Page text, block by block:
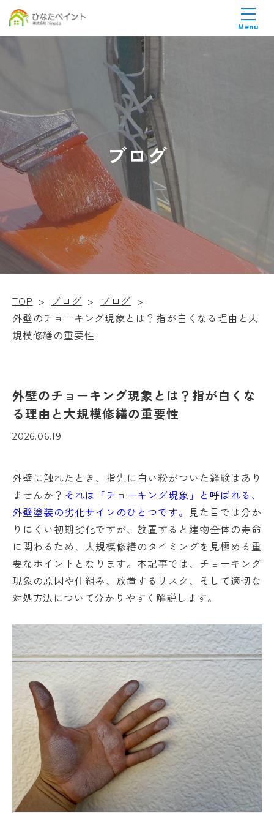
Menu
ブログ
TOP > ブログ > ブログ >
外壁のチョーキング現象とは？指が白くなる理由と大
規模修繕の重要性
外壁のチョーキング現象とは？指が白くな
る理由と大規模修繕の重要性
2026.06.19
外壁に触れたとき、指先に白い粉がついた経験はあり
ませんか？ それは「チョーキング現象」と呼ばれる、
外壁塗装の劣化サインのひとつです。 見た目では分か
りにくい初期劣化ですが、放置すると建物全体の寿命
に関わるため、大規模修繕のタイミングを見極める重
要なポイントとなります。本記事では、チョーキング
現象の原因や仕組み、放置するリスク、そして適切な
対処方法について分かりやすく解説します。